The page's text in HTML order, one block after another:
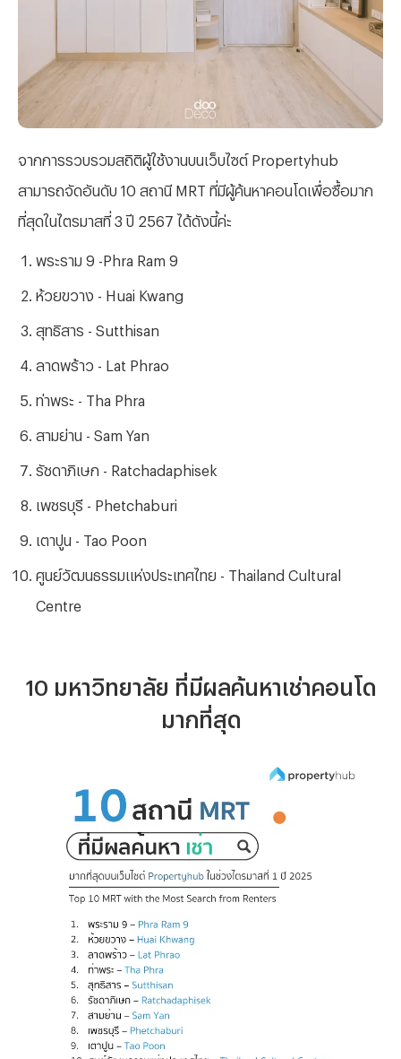
จากการรวบรวมสถิติผู้ใช้งานบนเว็บไซต์ Propertyhub
สามารถจัดอันดับ 10 สถานี MRT ที่มีผู้ค้นหาคอนโดเพื่อซื้อมาก
ที่สุดในไตรมาสที่ 3 ปี 2567 ได้ดังนี้ค่ะ
พระราม 9 -Phra Ram 9
ห้วยขวาง - Huai Kwang
สุทธิสาร - Sutthisan
ลาดพร้าว - Lat Phrao
ท่าพระ - Tha Phra
สามย่าน - Sam Yan
รัชดาภิเษก - Ratchadaphisek
เพชรบุรี - Phetchaburi
เตาปูน - Tao Poon
ศูนย์วัฒนธรรมแห่งประเทศไทย - Thailand Cultural
Centre
10 มหาวิทยาลัย ที่มีผลค้นหาเช่าคอนโด
มากที่สุด